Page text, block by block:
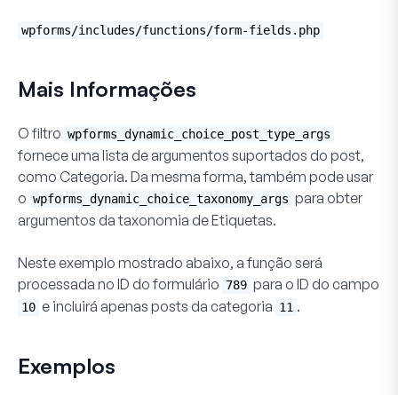
wpforms/includes/functions/form-fields.php
Mais Informações
O filtro wpforms_dynamic_choice_post_type_args
fornece uma lista de argumentos suportados do post,
como Categoria. Da mesma forma, também pode usar
o wpforms_dynamic_choice_taxonomy_args para obter
argumentos da taxonomia deEtiquetas.
Neste exemplo mostrado abaixo, a função será
processada no ID do formulário 789 para o ID do campo
10 e incluirá apenas posts da categoria 11 .
Exemplos